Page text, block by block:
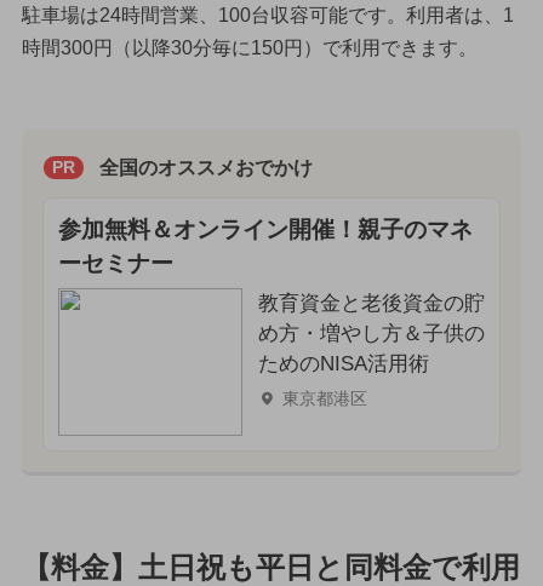
駐車場は24時間営業、100台収容可能です。利用者は、1
時間300円（以降30分毎に150円）で利用できます。
PR 全国のオススメおでかけ
参加無料＆オンライン開催！親子のマネ
ーセミナー
教育資金と老後資金の貯
め方・増やし方＆子供の
ためのNISA活用術
東京都港区
【料金】土日祝も平日と同料金で利用